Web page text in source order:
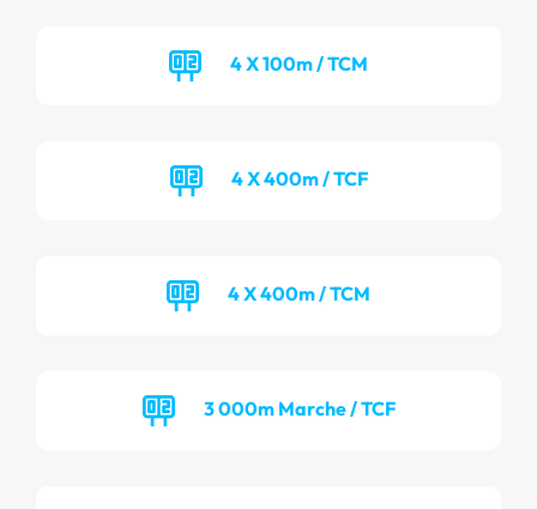
4 X 100m / TCM
4 X 400m / TCF
4 X 400m / TCM
3 000m Marche / TCF